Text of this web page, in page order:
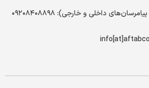
داخلی و خارجی): ۰۹۲۰۸۴۰۸۸۹۸